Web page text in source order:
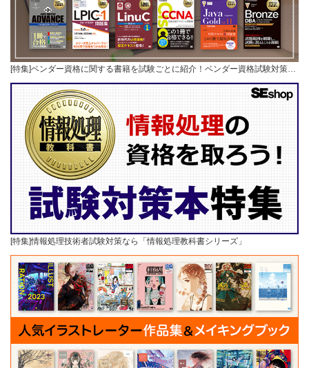
[特集]ベンダー資格に関する書籍を試験ごとに紹介！ベンダー資格試験対策…
[特集]情報処理技術者試験対策なら「情報処理教科書シリーズ」